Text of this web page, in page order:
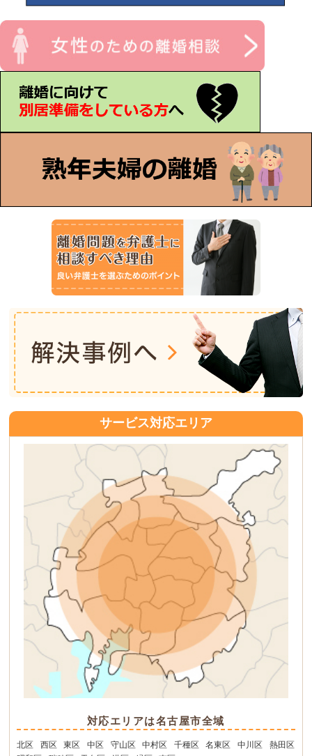
サービス対応エリア
対応エリアは名古屋市全域
北区 西区 東区 中区 守山区 中村区 千種区 名東区 中川区
熱田区